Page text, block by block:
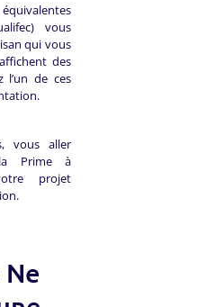
vous
qui vous
des
l’un de ces
vous aller
Prime à
projet
Ne